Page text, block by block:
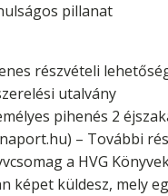
pillanat
részvételi
utalvány
pihenés 2
– További
a HVG
képet küldesz, mely